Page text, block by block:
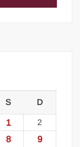
S D
1 2
8
9